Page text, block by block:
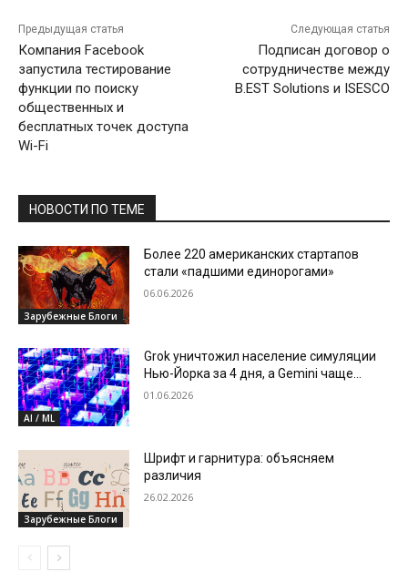
Предыдущая статья
Компания Facebook
запустила тестирование
функции по поиску
общественных и
бесплатных точек доступа
Wi-Fi
Следующая статья
Подписан договор о
сотрудничестве между
B.EST Solutions и ISESCO
НОВОСТИ ПО ТЕМЕ
Зарубежные Блоги
Более 220 американских стартапов
стали «падшими единорогами»
06.06.2026
AI / ML
Grok уничтожил население симуляции
Нью-Йорка за 4 дня, а Gemini чаще
всего применял насилие
01.06.2026
Зарубежные Блоги
Шрифт и гарнитура: объясняем
различия
26.02.2026